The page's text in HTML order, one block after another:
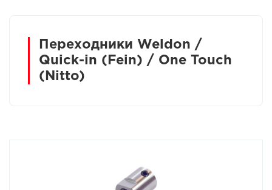
Переходники Weldon /
Quick-in (Fein) / One Touch
(Nitto)